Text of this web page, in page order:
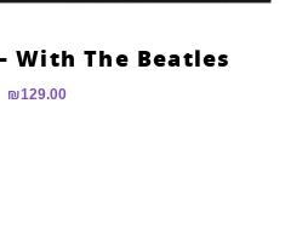
With The Beatles
₪129.00